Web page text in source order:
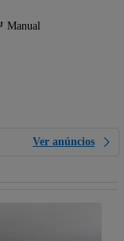
Manual
Ver anúncios